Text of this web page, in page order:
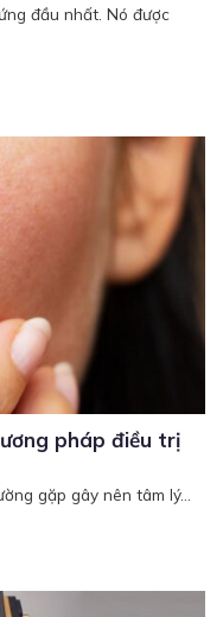
đầu nhất. Nó được
pháp điều trị
gặp gây nên tâm lý...